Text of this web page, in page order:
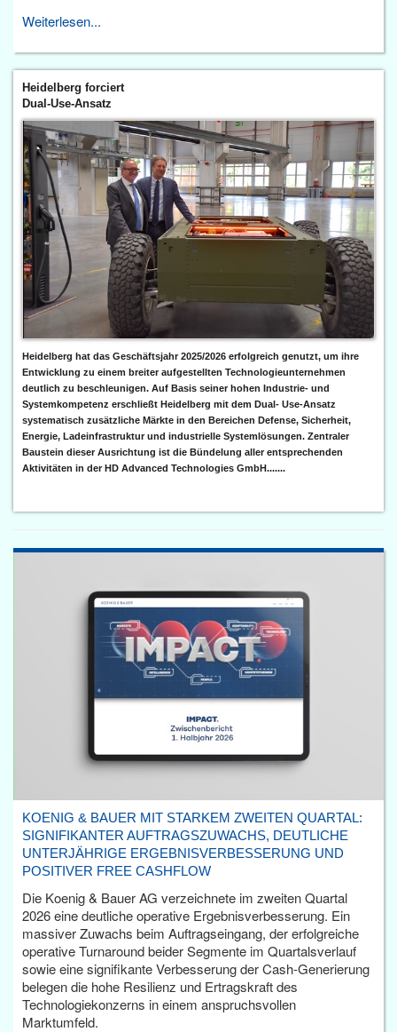
Weiterlesen...
Heidelberg forciert
Dual-Use-Ansatz
Heidelberg hat das Geschäftsjahr 2025/2026 erfolgreich genutzt, um ihre
Entwicklung zu einem breiter aufgestellten Technologieunternehmen
deutlich zu beschleunigen. Auf Basis seiner hohen Industrie- und
Systemkompetenz erschließt Heidelberg mit dem Dual- Use-Ansatz
systematisch zusätzliche Märkte in den Bereichen Defense, Sicherheit,
Energie, Ladeinfrastruktur und industrielle Systemlösungen. Zentraler
Baustein dieser Ausrichtung ist die Bündelung aller entsprechenden
Aktivitäten in der HD Advanced Technologies GmbH.......
KOENIG & BAUER MIT STARKEM ZWEITEN QUARTAL:
SIGNIFIKANTER AUFTRAGSZUWACHS, DEUTLICHE
UNTERJÄHRIGE ERGEBNISVERBESSERUNG UND
POSITIVER FREE CASHFLOW
Die Koenig & Bauer AG verzeichnete im zweiten Quartal
2026 eine deutliche operative Ergebnisverbesserung. Ein
massiver Zuwachs beim Auftragseingang, der erfolgreiche
operative Turnaround beider Segmente im Quartalsverlauf
sowie eine signifikante Verbesserung der Cash-Generierung
belegen die hohe Resilienz und Ertragskraft des
Technologiekonzerns in einem anspruchsvollen
Marktumfeld.